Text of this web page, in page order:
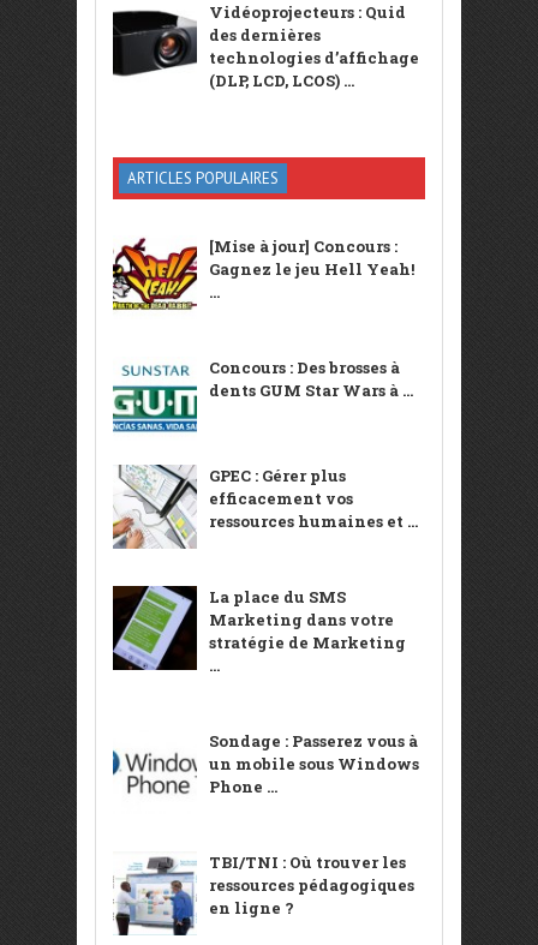
Vidéoprojecteurs : Quid
des dernières
technologies d’affichage
(DLP, LCD, LCOS) ...
ARTICLES POPULAIRES
[Mise à jour] Concours :
Gagnez le jeu Hell Yeah!
...
Concours : Des brosses à
dents GUM Star Wars à ...
GPEC : Gérer plus
efficacement vos
ressources humaines et ...
La place du SMS
Marketing dans votre
stratégie de Marketing
...
Sondage : Passerez vous à
un mobile sous Windows
Phone ...
TBI/TNI : Où trouver les
ressources pédagogiques
en ligne ?